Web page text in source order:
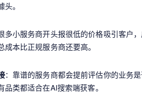
。
多小服务商开头报很低的价格吸引客户
本比正规服务商还要高。
：靠谱的服务商都会提前评估你的业务
类都适合在AI搜索端获客。